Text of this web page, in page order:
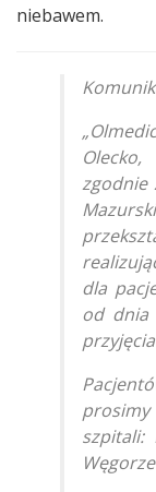
niebawem.
zgodnie
dla
od dnia
szpitali: